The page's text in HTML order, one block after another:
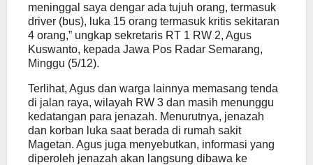
meninggal saya dengar ada tujuh orang, termasuk
driver (bus), luka 15 orang termasuk kritis sekitaran
4 orang,” ungkap sekretaris RT 1 RW 2, Agus
Kuswanto, kepada Jawa Pos Radar Semarang,
Minggu (5/12).
Terlihat, Agus dan warga lainnya memasang tenda
di jalan raya, wilayah RW 3 dan masih menunggu
kedatangan para jenazah. Menurutnya, jenazah
dan korban luka saat berada di rumah sakit
Magetan. Agus juga menyebutkan, informasi yang
diperoleh jenazah akan langsung dibawa ke